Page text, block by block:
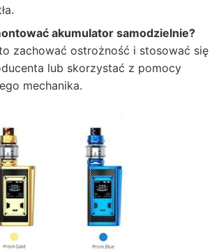
akumulator samodzielnie?
zachować ostrożność i stosować się
lub skorzystać z pomocy
mechanika.